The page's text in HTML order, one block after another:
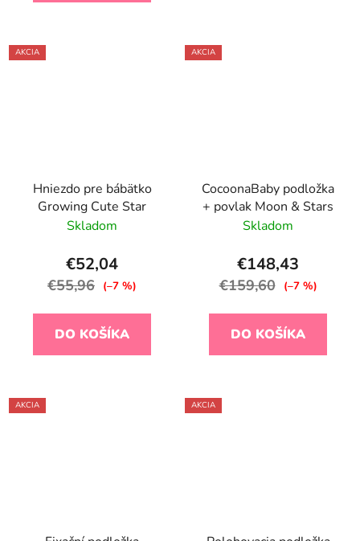
AKCIA
Hniezdo pre bábätko
Growing Cute Star
Skladom
€52,04
€55,96 (–7 %)
DO KOŠÍKA
AKCIA
CocoonaBaby podložka
+ povlak Moon & Stars
Skladom
€148,43
€159,60 (–7 %)
DO KOŠÍKA
AKCIA AKCIA